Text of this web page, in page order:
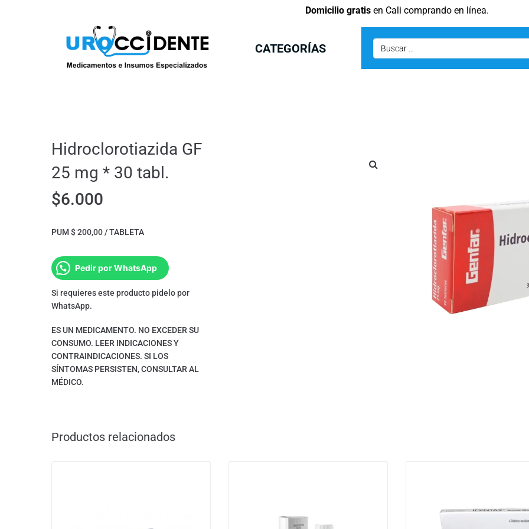
Domicilio gratisen Cali comprando en línea.
CATEGORÍAS
Hidroclorotiazida GF
25 mg * 30 tabl.
$6.000
PUM $ 200,00 / TABLETA
Pedir por WhatsApp
Si requieres este producto pidelo por
WhatsApp.
ES UN MEDICAMENTO. NO EXCEDER SU
CONSUMO. LEER INDICACIONES Y
CONTRAINDICACIONES. SI LOS
SÍNTOMAS PERSISTEN, CONSULTAR AL
MÉDICO.
Productos relacionados